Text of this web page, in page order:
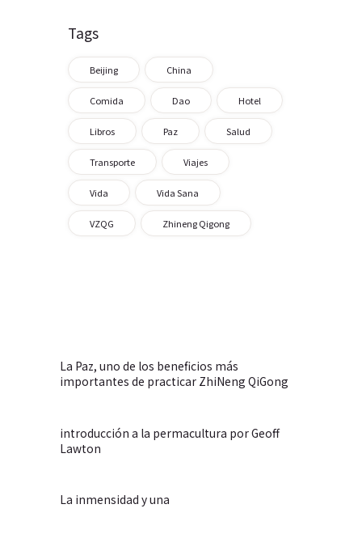
Tags
Beijing China
Comida Dao Hotel
Libros Paz Salud
Transporte Viajes
Vida Vida Sana
VZQG Zhineng Qigong
La Paz, uno de los beneficios más
importantes de practicar ZhiNeng QiGong
introducción a la permacultura por Geoff
Lawton
La inmensidad y una